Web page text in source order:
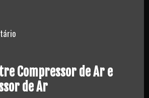
Dá
Compressor de Ar e
de Ar